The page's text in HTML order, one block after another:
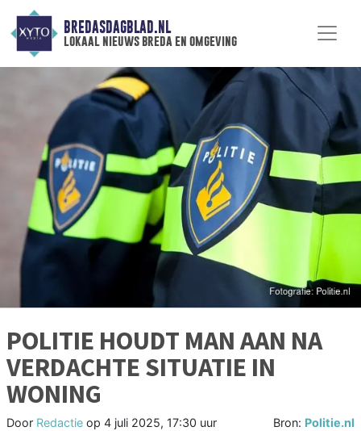
BREDASDAGBLAD.NL
lokaal nieuws breda en omgeving
POLITIE HOUDT MAN AAN NA
VERDACHTE SITUATIE IN
WONING
Door Redactie op 4 juli 2025, 17:30 uur Bron: Politie.nl